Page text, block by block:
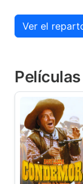
Ver el